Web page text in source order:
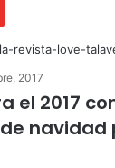
2017
el 2017
navidad